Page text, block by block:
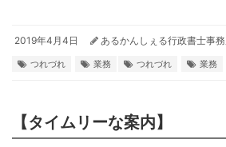
2019年4月4日 あるかんしぇる行政書士事
つれづれ 業務 つれづれ 業務
【タイムリーな案内】